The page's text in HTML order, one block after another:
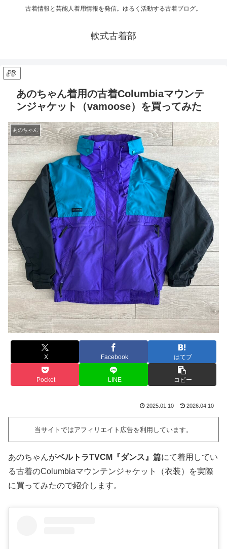
古着情報と芸能人着用情報を発信。ゆるく活動する古着ブログ。
軟式古着部
PR
あのちゃん着用の古着Columbiaマウンテ
ンジャケット（vamoose）を買ってみた
あのちゃん
X Facebook はてブ
Pocket LINE コピー
2025.01.10 2026.04.10
当サイトではアフィリエイト広告を利用しています。
あのちゃんがベルトラTVCM『ダンス』篇にて着用してい
る古着のColumbiaマウンテンジャケット（衣装）を実際
に買ってみたので紹介します。